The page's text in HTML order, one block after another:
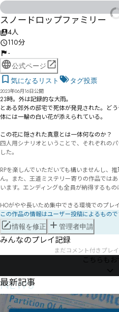
スノードロップファミリー
4人
110分
-
公式ページ
気になるリスト
タグ投票
2023年06月16日公開
23時。外は記録的な大雨。
とある郊外の邸宅で死体が発見された。ど
体には一輪の白い花が添えられている。
この花に隠された真意とは一体何なのか？
四人用シナリオということで、それぞれの
した。
RPを楽しんでいただいても構いませんし、
ん。また、王道ミステリー寄りの作品では
います。エンディングも全員が納得するもの
HOがやや長いため集中できる環境でのプレ
この作品の情報はユーザー投稿によるもの
情報を修正 管理者申請
みんなのプレイ記録
まだコメント付きプレ
こちらもお
NEWS
最新記事